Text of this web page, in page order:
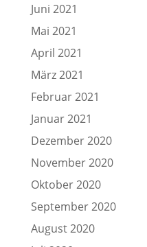
Juni 2021
Mai 2021
April 2021
März 2021
Februar 2021
Januar 2021
Dezember 2020
November 2020
Oktober 2020
September 2020
August 2020